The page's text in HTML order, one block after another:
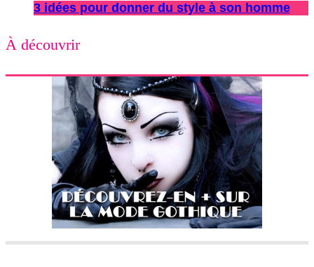
3 idées pour donner du style à son homme
À découvrir